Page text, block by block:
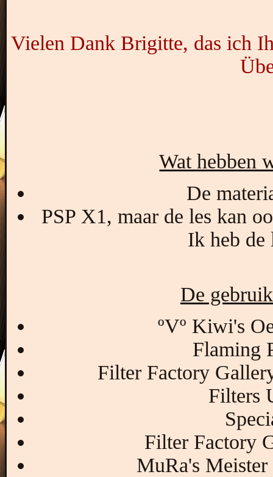
Vielen Dank Brigitte, das ich
Wat hebben
De
PSP X1, maar de les kan
Ik heb de
De
ºVº Kiwi's
Flaming
Filter Factory
Filters
Filter Factory
MuRa's